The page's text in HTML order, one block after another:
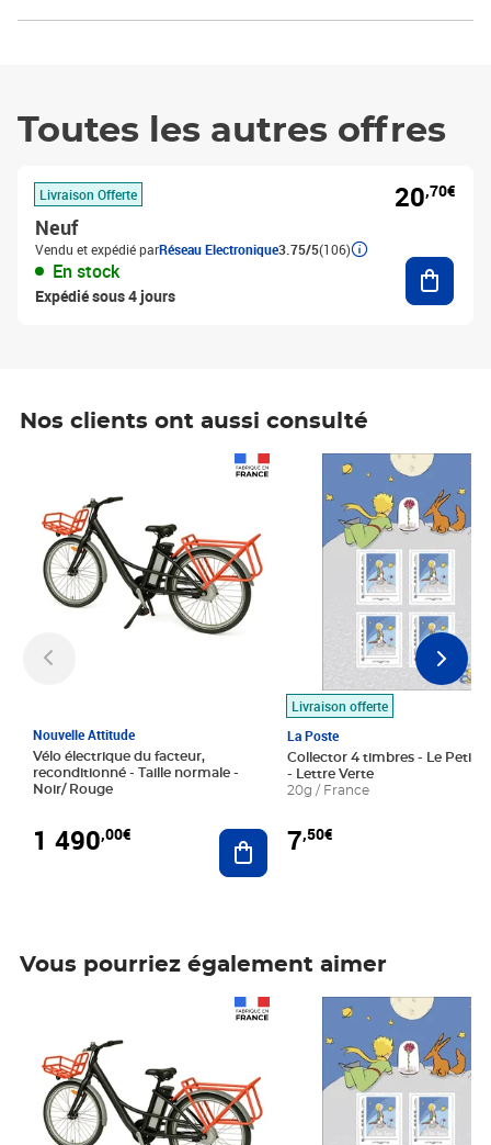
Toutes les autres offres
Livraison Offerte
Neuf
Vendu et expédié parRéseau Electronique3.75/5(106)
En stock
Expédié sous 4 jours
20,70€
Nos clients ont aussi consulté
Nouvelle Attitude
Vélo électrique du facteur,
reconditionné - Taille normale -
Noir/ Rouge
1 490,00€ Ajouter au panier
Livraison offerte
La Poste
Collector 4 timbres - Le Petit
- Lettre Verte
20g / France
7,50€
Prix 7,50€
Vous pourriez également aimer
Prix 7,50€